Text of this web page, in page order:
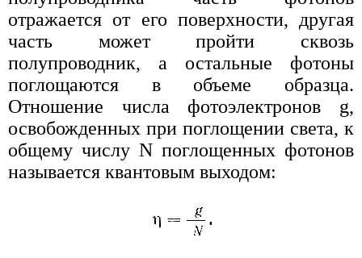
отражается от его поверхности, другая
часть может пройти сквозь
полупроводник, а остальные фотоны
поглощаются в объеме образца.
Отношение числа фотоэлектронов g,
освобожденных при поглощении света, к
общему числу N поглощенных фотонов
называется квантовым выходом: